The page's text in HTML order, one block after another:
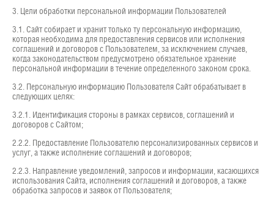
3. Цели обработки персональной информации Пользователей
3.1. Сайт собирает и хранит только ту персональную информацию,
которая необходима для предоставления сервисов или исполнения
соглашений и договоров с Пользователем, за исключением случаев,
когда законодательством предусмотрено обязательное хранение
персональной информации в течение определенного законом срока.
3.2. Персональную информацию Пользователя Сайт обрабатывает в
следующих целях:
3.2.1. Идентификация стороны в рамках сервисов, соглашений и
договоров с Сайтом;
2.2.2. Предоставление Пользователю персонализированных сервисов и
услуг, а также исполнение соглашений и договоров;
2.2.3. Направление уведомлений, запросов и информации, касающихся
использования Сайта, исполнения соглашений и договоров, а также
обработка запросов и заявок от Пользователя;